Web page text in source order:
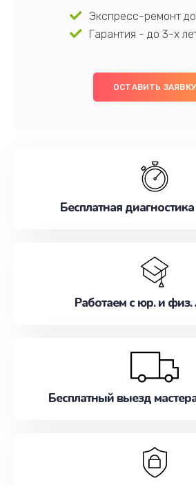
Экспресс-ремонт
Гарантия - до 3-х
ОСТАВИТЬ ЗАЯВКУ
Бесплатная
Работаем с юр. и
Бесплатный выезд